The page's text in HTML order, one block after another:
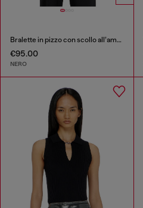
Bralette in pizzo con scollo all’americana
€95.00
NERO